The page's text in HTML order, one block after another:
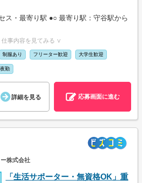
ス・最寄り駅 ●○ 最寄り駅：守谷駅から
仕事内容を見てみる ∨
制服あり フリーター歓迎 大学生歓迎
夜勤
詳細を見る 応募画面に進む
株式会社
「生活サポーター・無資格OK」重